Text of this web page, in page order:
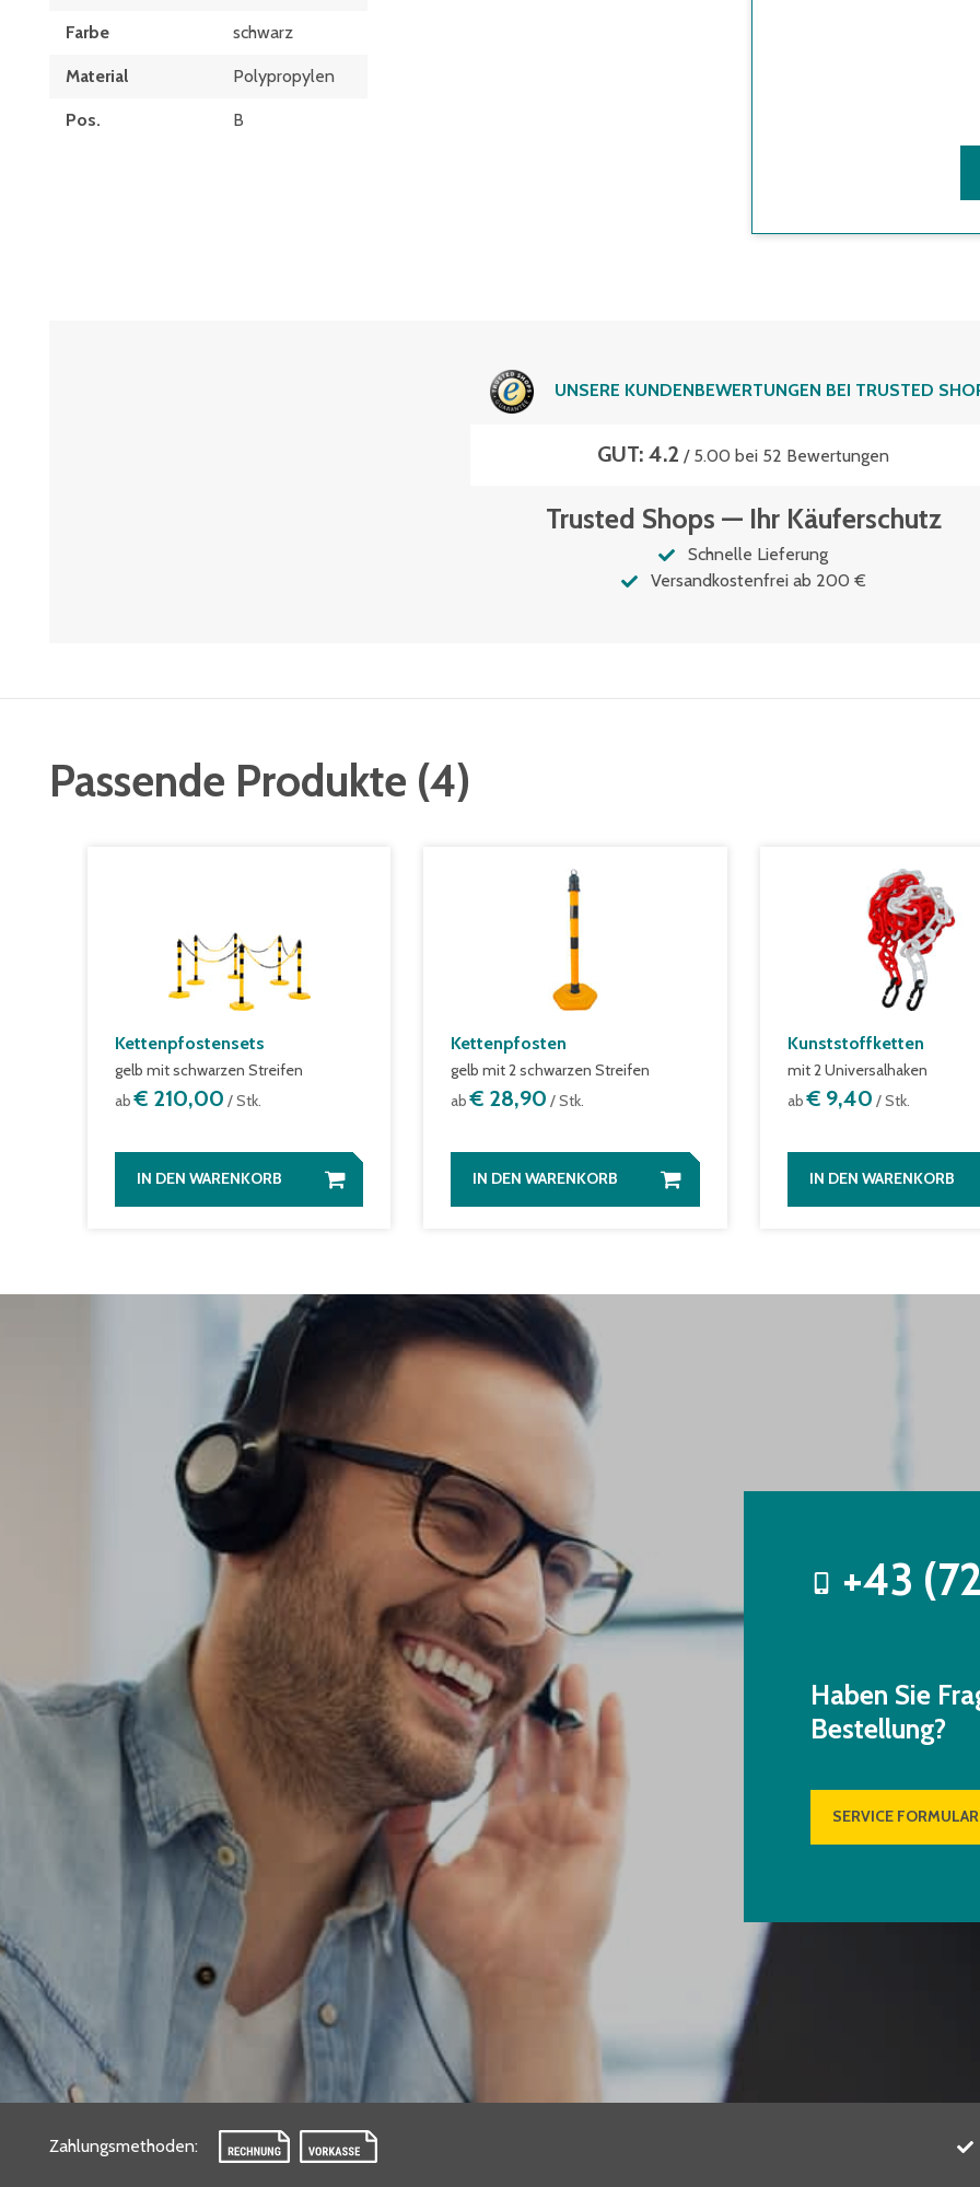
Farbe schwarz
Material Polypropylen
Pos. B
UNSERE KUNDENBEWERTUNGEN BEI TRUSTED
GUT: 4.2 / 5.00 bei 52 Bewertungen
Trusted Shops — Ihr Käuferschutz
Schnelle Lieferung
Versandkostenfrei ab 200 €
Passende Produkte (4)
Kettenpfostensets
gelb mit schwarzen Streifen
ab€ 210,00 / Stk.
IN DEN WARENKORB
Kettenpfosten
gelb mit 2 schwarzen Streifen
ab€ 28,90 / Stk.
IN DEN WARENKORB
Kunststoffketten
mit 2 Universalhaken
ab€ 9,40 / Stk.
IN DEN WARENKORB
+43
Haben Sie
Bestellung?
SERVICE FORMULAR
Zahlungsmethoden: